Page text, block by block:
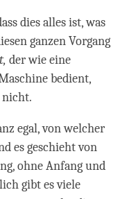
dies alles ist, was
ganzen Vorgang
, der wie eine
bedient,
nicht.
egal, von welcher
es geschieht von
ohne Anfang und
gibt es viele